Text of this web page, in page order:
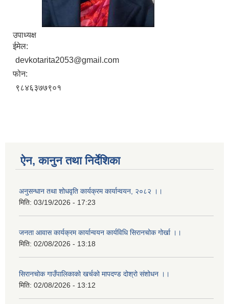
उपाध्यक्ष
ईमेल:
devkotarita2053@gmail.com
फोन:
९८४६३७७९०१
ऐन, कानुन तथा निर्देशिका
अनुसन्धान तथा शोधवृति कार्यक्रम कार्यान्वयन, २०८२ ।।
मिति: 03/19/2026 - 17:23
जनता आवास कार्यक्रम कार्यान्वयन कार्यविधि सिरानचोक गोर्खा ।।
मिति: 02/08/2026 - 13:18
सिरानचोक गाउँपालिकाको खर्चको मापदण्ड दोश्रो संशोधन ।।
मिति: 02/08/2026 - 13:12